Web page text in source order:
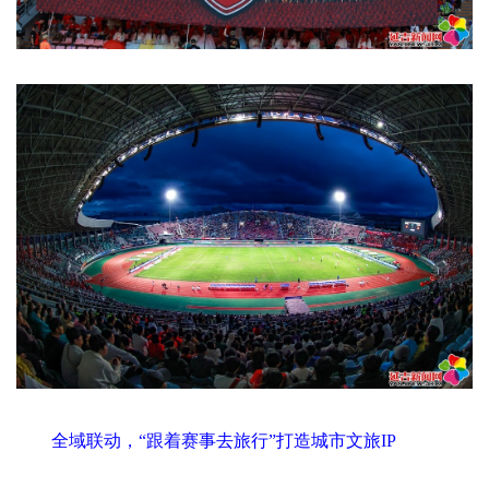
全域联动，“跟着赛事去旅行”打造城市文旅IP